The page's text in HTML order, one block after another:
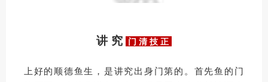
讲 究 门 清 技 正
上好的顺德鱼生，是讲究出身门第的。首先鱼的门